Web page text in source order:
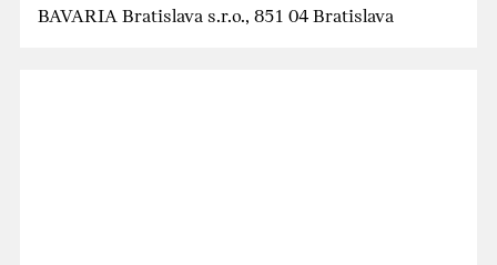
BAVARIA Bratislava s.r.o., 851 04 Bratislava